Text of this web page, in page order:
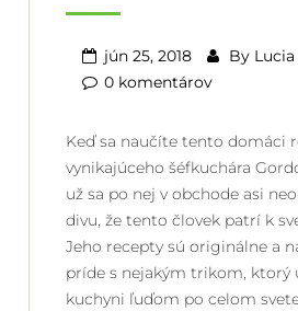
jún 25, 2018 By
0 komentárov
Keď sa naučíte tento domáci
vynikajúceho šéfkuchára
už sa po nej v obchode asi
divu, že tento človek patrí k
Jeho recepty sú originálne a
príde s nejakým trikom, ktorý
kuchyni ľuďom po celom